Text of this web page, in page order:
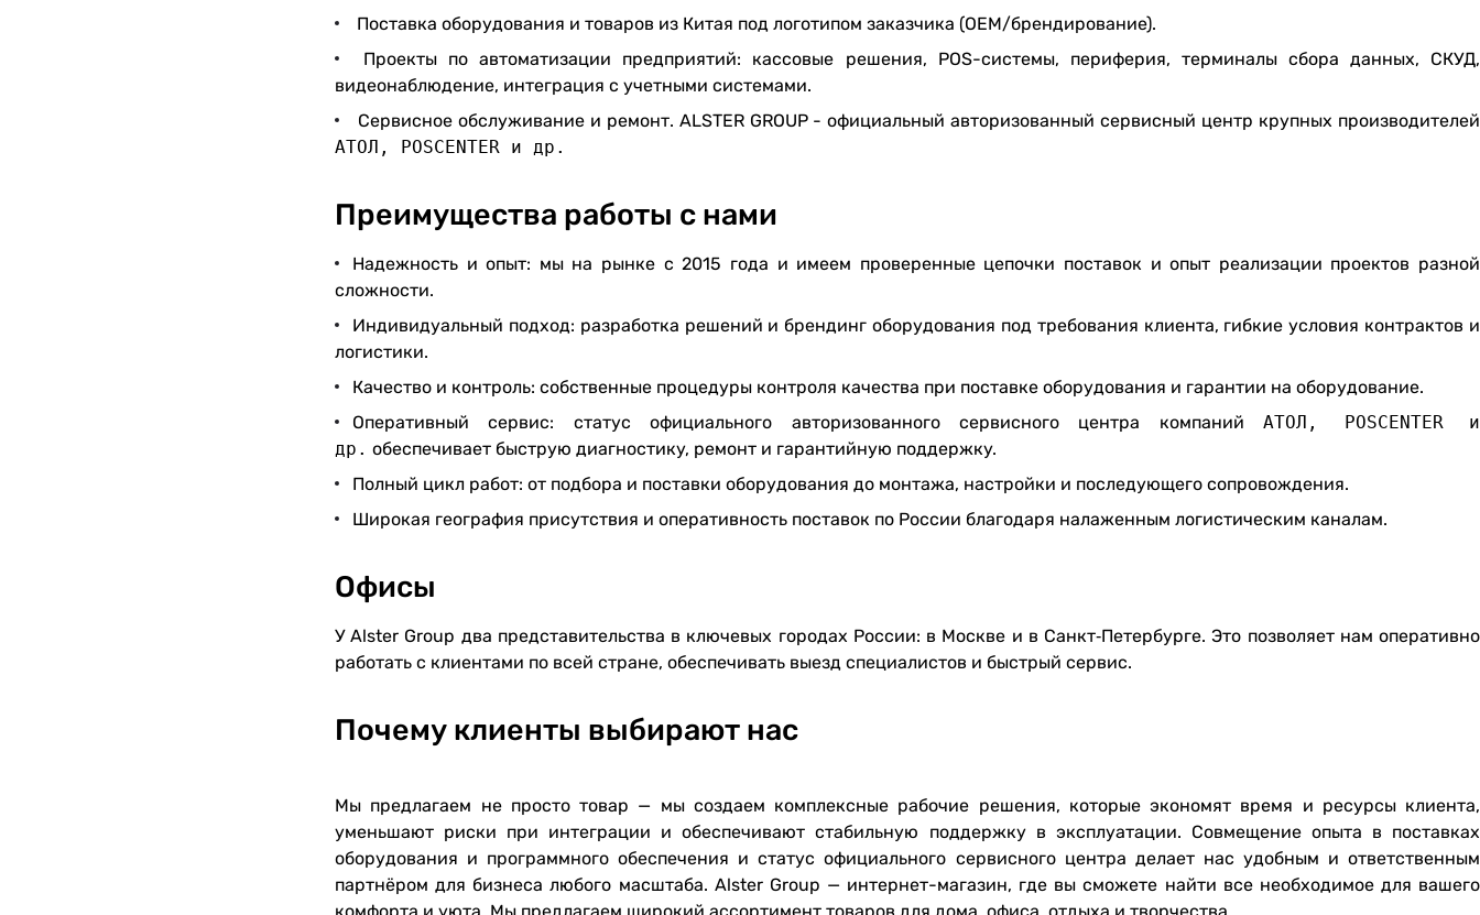
Поставка оборудования и товаров из Китая под логотипом заказчика (OEM/брендирование).
Проекты по автоматизации предприятий: кассовые решения, POS-системы, периферия, терминалы сбора данных, СКУД,
видеонаблюдение, интеграция с учетными системами.
Сервисное обслуживание и ремонт. ALSTER GROUP - официальный авторизованный сервисный центр крупных производителей
АТОЛ, POSCENTER и др.
Преимущества работы с нами
Надежность и опыт: мы на рынке с 2015 года и имеем проверенные цепочки поставок и опыт реализации проектов разной
сложности.
Индивидуальный подход: разработка решений и брендинг оборудования под требования клиента, гибкие условия контрактов и
логистики.
Качество и контроль: собственные процедуры контроля качества при поставке оборудования и гарантии на оборудование.
Оперативный сервис: статус официального авторизованного сервисного центра компанийАТОЛ, POSCENTER и
др. обеспечивает быструю диагностику, ремонт и гарантийную поддержку.
Полный цикл работ: от подбора и поставки оборудования до монтажа, настройки и последующего сопровождения.
Широкая география присутствия и оперативность поставок по России благодаря налаженным логистическим каналам.
Офисы
У Alster Group два представительства в ключевых городах России: в Москве и в Санкт‑Петербурге. Это позволяет нам оперативно
работать с клиентами по всей стране, обеспечивать выезд специалистов и быстрый сервис.
Почему клиенты выбирают нас
Мы предлагаем не просто товар — мы создаем комплексные рабочие решения, которые экономят время и ресурсы клиента,
уменьшают риски при интеграции и обеспечивают стабильную поддержку в эксплуатации. Совмещение опыта в поставках
оборудования и программного обеспечения и статус официального сервисного центра делает нас удобным и ответственным
партнёром для бизнеса любого масштаба. Alster Group — интернет-магазин, где вы сможете найти все необходимое для вашего
комфорта и уюта. Мы предлагаем широкий ассортимент товаров для дома, офиса, отдыха и творчества.